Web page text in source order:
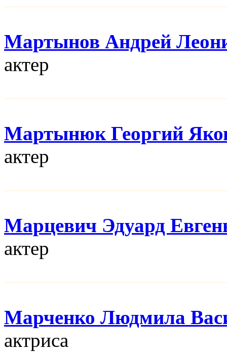
Мартынов Андрей
актер
Мартынюк Георгий
актер
Марцевич Эдуард
актер
Марченко Людмила
актриса